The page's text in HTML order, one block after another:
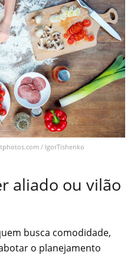
/ IgorTishenko
aliado ou vilão
busca comodidade,
o planejamento